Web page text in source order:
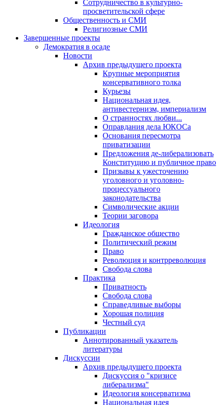
Сотрудничество в культурно-
просветительской сфере
Общественность и СМИ
Религиозные СМИ
Завершенные проекты
Демократия в осаде
Новости
Архив предыдущего проекта
Крупные мероприятия
консервативного толка
Курьезы
Национальная идея,
антивестернизм, империализм
О странностях любви...
Оправдания дела ЮКОСа
Основания пересмотра
приватизации
Предложения де-либерализовать
Конституцию и публичное право
Призывы к ужесточению
уголовного и уголовно-
процессуального
законодательства
Символические акции
Теории заговора
Идеология
Гражданское общество
Политический режим
Право
Революция и контрреволюция
Свобода слова
Практика
Приватность
Свобода слова
Справедливые выборы
Хорошая полиция
Честный суд
Публикации
Аннотированный указатель
литературы
Дискуссии
Архив предыдущего проекта
Дискуссия о "кризисе
либерализма"
Идеология консерватизма
Национальная идея